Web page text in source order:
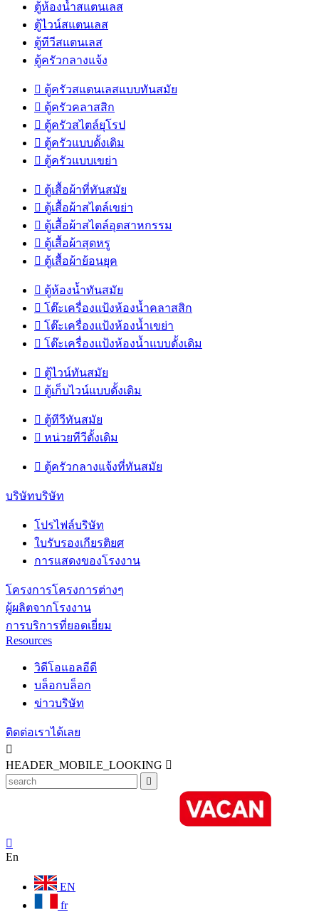
ตู้ห้องน้ำสแตนเลส
ตู้ไวน์สแตนเลส
ตู้ทีวีสแตนเลส
ตู้ครัวกลางแจ้ง
 ตู้ครัวสแตนเลสแบบทันสมัย
 ตู้ครัวคลาสสิก
 ตู้ครัวสไตล์ยุโรป
 ตู้ครัวแบบดั้งเดิม
 ตู้ครัวแบบเขย่า
 ตู้เสื้อผ้าที่ทันสมัย
 ตู้เสื้อผ้าสไตล์เขย่า
 ตู้เสื้อผ้าสไตล์อุตสาหกรรม
 ตู้เสื้อผ้าสุดหรู
 ตู้เสื้อผ้าย้อนยุค
 ตู้ห้องน้ำทันสมัย
 โต๊ะเครื่องแป้งห้องน้ำคลาสสิก
 โต๊ะเครื่องแป้งห้องน้ำเขย่า
 โต๊ะเครื่องแป้งห้องน้ำแบบดั้งเดิม
 ตู้ไวน์ทันสมัย
 ตู้เก็บไวน์แบบดั้งเดิม
 ตู้ทีวีทันสมัย
 หน่วยทีวีดั้งเดิม
 ตู้ครัวกลางแจ้งที่ทันสมัย
บริษัทบริษัท
โปรไฟล์บริษัท
ใบรับรองเกียรติยศ
การแสดงของโรงงาน
โครงการโครงการต่างๆ
ผู้ผลิตจากโรงงาน
การบริการที่ยอดเยี่ยม
Resources
วิดีโอแอลอีดี
บล็อกบล็อก
ข่าวบริษัท
ติดต่อเราได้เลย

HEADER_MOBILE_LOOKING 


En
EN
fr